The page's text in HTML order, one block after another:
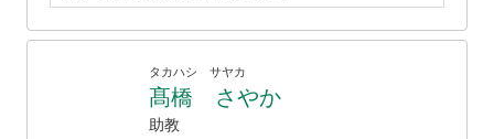
タカハシ サヤカ
髙橋 さやか
助教